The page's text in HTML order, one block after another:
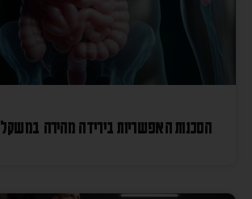
הסכנות האפשריות בירידה מהירה במשקל